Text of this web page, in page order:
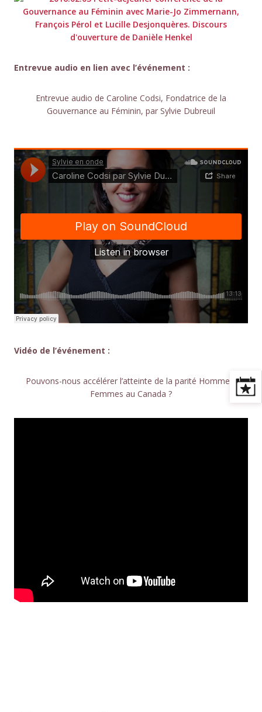
Entrevue audio en lien avec l’événement :
Entrevue audio de Caroline Codsi, Fondatrice de la
Gouvernance au Féminin, par Sylvie Dubreuil
Vidéo de l’événement :
Pouvons-nous accélérer l’atteinte de la parité Hommes-
Femmes au Canada ?